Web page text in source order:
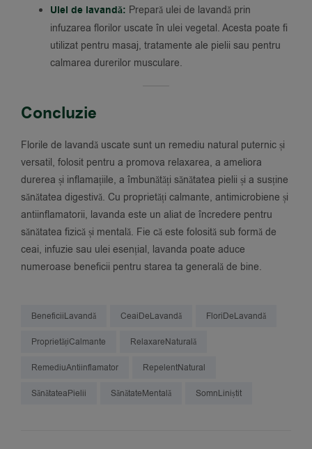
Ulei de lavandă: Prepară ulei de lavandă prin
infuzarea florilor uscate în ulei vegetal. Acesta poate fi
utilizat pentru masaj, tratamente ale pielii sau pentru
calmarea durerilor musculare.
Concluzie
Florile de lavandă uscate sunt un remediu natural puternic și
versatil, folosit pentru a promova relaxarea, a ameliora
durerea și inflamațiile, a îmbunătăți sănătatea pielii și a susține
sănătatea digestivă. Cu proprietăți calmante, antimicrobiene și
antiinflamatorii, lavanda este un aliat de încredere pentru
sănătatea fizică și mentală. Fie că este folosită sub formă de
ceai, infuzie sau ulei esențial, lavanda poate aduce
numeroase beneficii pentru starea ta generală de bine.
BeneficiiLavandă CeaiDeLavandă FloriDeLavandă
ProprietățiCalmante RelaxareNaturală
RemediuAntiinflamator RepelentNatural
SănătateaPielii SănătateMentală SomnLiniștit